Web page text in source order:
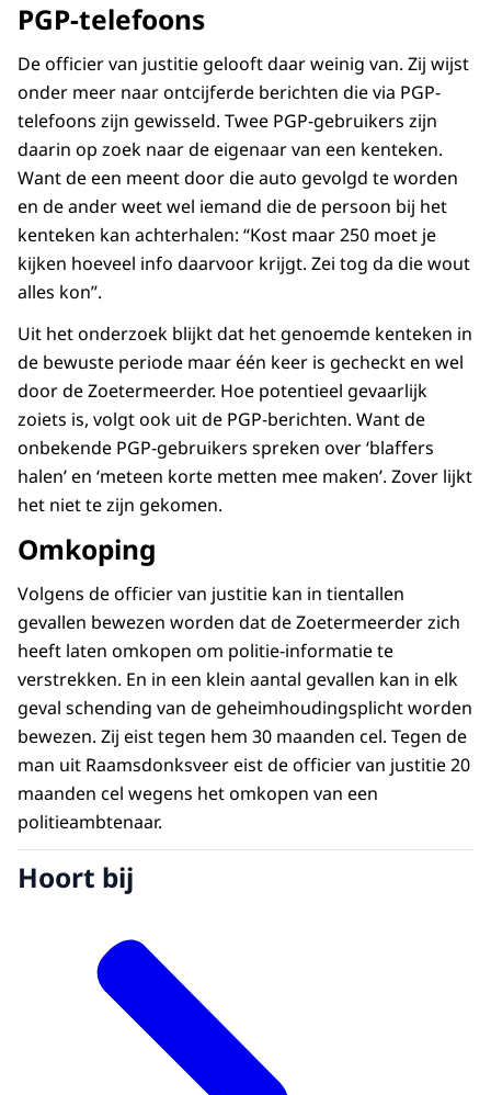
PGP-telefoons
De officier van justitie gelooft daar weinig van. Zij wijst
onder meer naar ontcijferde berichten die via PGP-
telefoons zijn gewisseld. Twee PGP-gebruikers zijn
daarin op zoek naar de eigenaar van een kenteken.
Want de een meent door die auto gevolgd te worden
en de ander weet wel iemand die de persoon bij het
kenteken kan achterhalen: “Kost maar 250 moet je
kijken hoeveel info daarvoor krijgt. Zei tog da die wout
alles kon”.
Uit het onderzoek blijkt dat het genoemde kenteken in
de bewuste periode maar één keer is gecheckt en wel
door de Zoetermeerder. Hoe potentieel gevaarlijk
zoiets is, volgt ook uit de PGP-berichten. Want de
onbekende PGP-gebruikers spreken over ‘blaffers
halen’ en ‘meteen korte metten mee maken’. Zover lijkt
het niet te zijn gekomen.
Omkoping
Volgens de officier van justitie kan in tientallen
gevallen bewezen worden dat de Zoetermeerder zich
heeft laten omkopen om politie-informatie te
verstrekken. En in een klein aantal gevallen kan in elk
geval schending van de geheimhoudingsplicht worden
bewezen. Zij eist tegen hem 30 maanden cel. Tegen de
man uit Raamsdonksveer eist de officier van justitie 20
maanden cel wegens het omkopen van een
politieambtenaar.
Hoort bij